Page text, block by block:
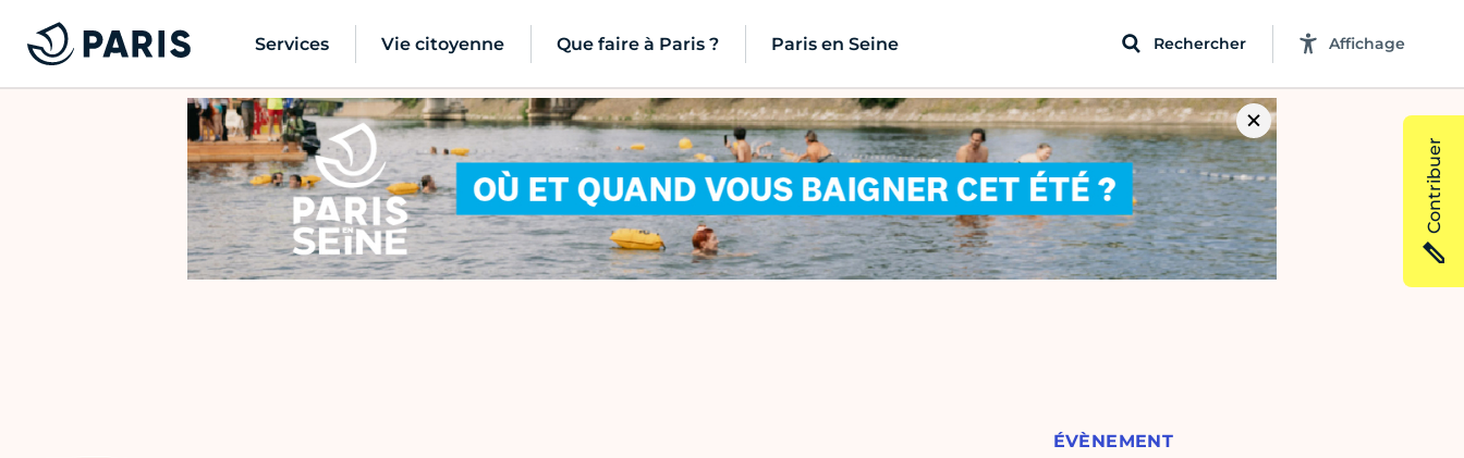
Services Vie citoyenne Que faire à Paris ? Paris en Seine Rechercher Affichage
ÉVÈNEMENT
Contribuer